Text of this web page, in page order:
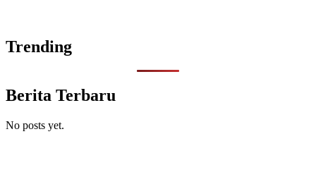
Trending
Berita Terbaru
No posts yet.